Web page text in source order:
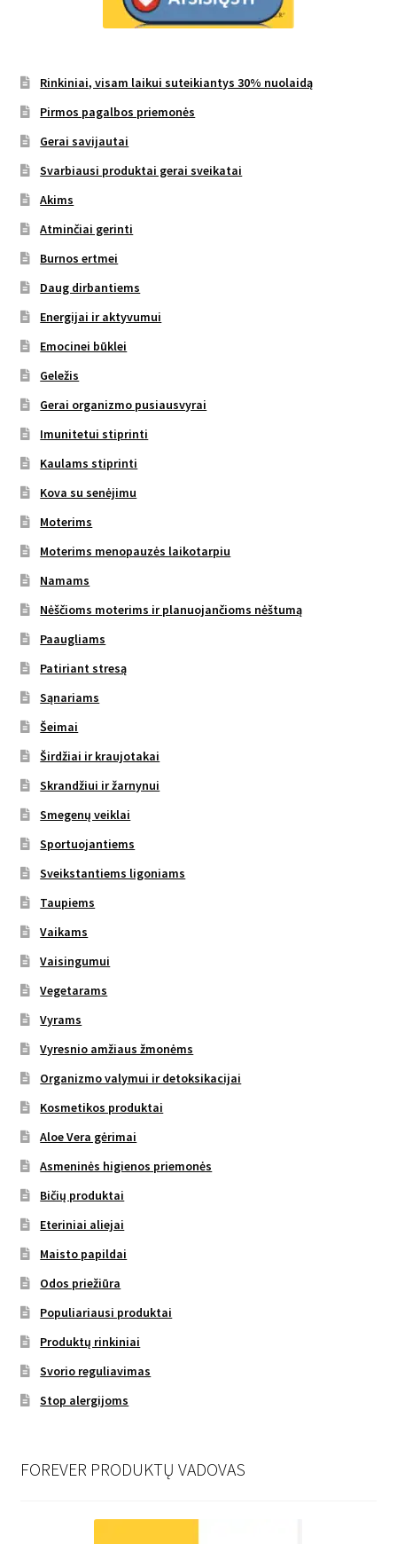
Rinkiniai, visam laikui suteikiantys 30% nuolaidą
Pirmos pagalbos priemonės
Gerai savijautai
Svarbiausi produktai gerai sveikatai
Akims
Atminčiai gerinti
Burnos ertmei
Daug dirbantiems
Energijai ir aktyvumui
Emocinei būklei
Geležis
Gerai organizmo pusiausvyrai
Imunitetui stiprinti
Kaulams stiprinti
Kova su senėjimu
Moterims
Moterims menopauzės laikotarpiu
Namams
Nėščioms moterims ir planuojančioms nėštumą
Paaugliams
Patiriant stresą
Sąnariams
Šeimai
Širdžiai ir kraujotakai
Skrandžiui ir žarnynui
Smegenų veiklai
Sportuojantiems
Sveikstantiems ligoniams
Taupiems
Vaikams
Vaisingumui
Vegetarams
Vyrams
Vyresnio amžiaus žmonėms
Organizmo valymui ir detoksikacijai
Kosmetikos produktai
Aloe Vera gėrimai
Asmeninės higienos priemonės
Bičių produktai
Eteriniai aliejai
Maisto papildai
Odos priežiūra
Populiariausi produktai
Produktų rinkiniai
Svorio reguliavimas
Stop alergijoms
FOREVER PRODUKTŲ VADOVAS